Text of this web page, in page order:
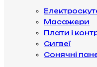
Масажери
Плати і
Сигвеї
Сонячні